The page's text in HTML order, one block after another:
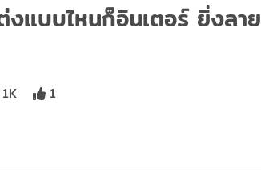
แบบไหนก็อินเตอร์ ยิ่งลาย
1K 1